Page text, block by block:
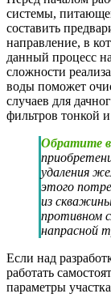
системы,
составить
направление, в
данный процесс
сложности
воды поможет
случаев для
фильтров тонкой
Обратите
удаления
этого
из
противном
напрасной
Если над
работать
параметры